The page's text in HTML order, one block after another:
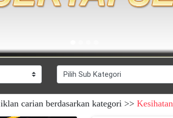
carian berdasarkan kategori >> Kesihatan